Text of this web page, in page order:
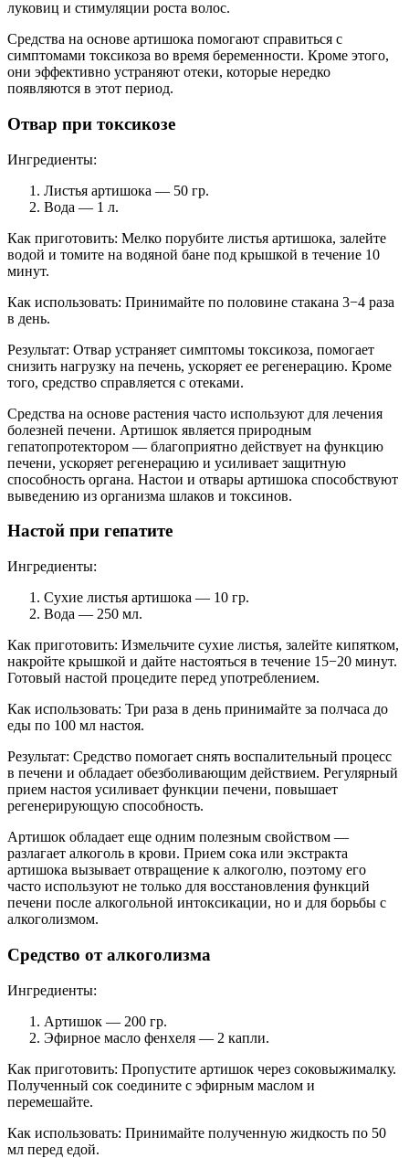
луковиц и стимуляции роста волос.
Средства на основе артишока помогают справиться с
симптомами токсикоза во время беременности. Кроме этого,
они эффективно устраняют отеки, которые нередко
появляются в этот период.
Отвар при токсикозе
Ингредиенты:
Листья артишока — 50 гр.
Вода — 1 л.
Как приготовить: Мелко порубите листья артишока, залейте
водой и томите на водяной бане под крышкой в течение 10
минут.
Как использовать: Принимайте по половине стакана 3−4 раза
в день.
Результат: Отвар устраняет симптомы токсикоза, помогает
снизить нагрузку на печень, ускоряет ее регенерацию. Кроме
того, средство справляется с отеками.
Средства на основе растения часто используют для лечения
болезней печени. Артишок является природным
гепатопротектором — благоприятно действует на функцию
печени, ускоряет регенерацию и усиливает защитную
способность органа. Настои и отвары артишока способствуют
выведению из организма шлаков и токсинов.
Настой при гепатите
Ингредиенты:
Сухие листья артишока — 10 гр.
Вода — 250 мл.
Как приготовить: Измельчите сухие листья, залейте кипятком,
накройте крышкой и дайте настояться в течение 15−20 минут.
Готовый настой процедите перед употреблением.
Как использовать: Три раза в день принимайте за полчаса до
еды по 100 мл настоя.
Результат: Средство помогает снять воспалительный процесс
в печени и обладает обезболивающим действием. Регулярный
прием настоя усиливает функции печени, повышает
регенерирующую способность.
Артишок обладает еще одним полезным свойством —
разлагает алкоголь в крови. Прием сока или экстракта
артишока вызывает отвращение к алкоголю, поэтому его
часто используют не только для восстановления функций
печени после алкогольной интоксикации, но и для борьбы с
алкоголизмом.
Средство от алкоголизма
Ингредиенты:
Артишок — 200 гр.
Эфирное масло фенхеля — 2 капли.
Как приготовить: Пропустите артишок через соковыжималку.
Полученный сок соедините с эфирным маслом и
перемешайте.
Как использовать: Принимайте полученную жидкость по 50
мл перед едой.